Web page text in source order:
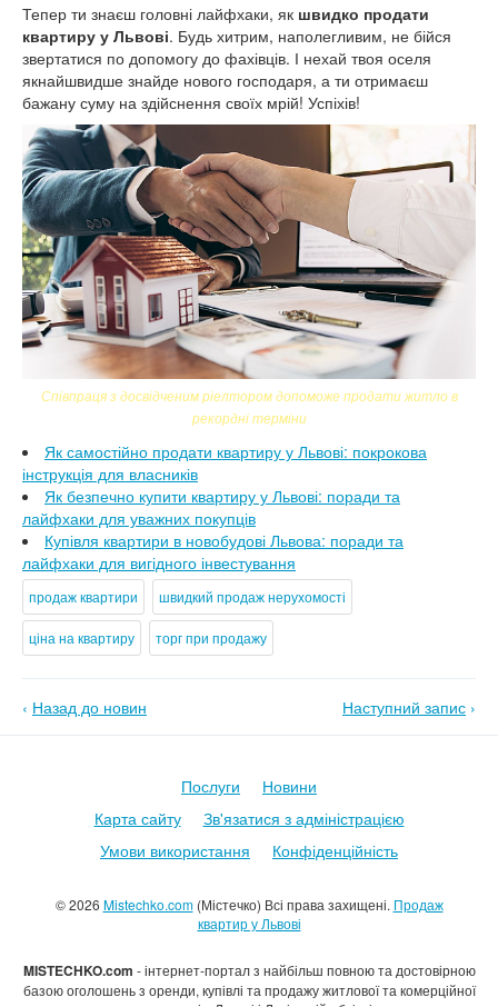
Тепер ти знаєш головні лайфхаки, як швидко продати
квартиру у Львові. Будь хитрим, наполегливим, не бійся
звертатися по допомогу до фахівців. І нехай твоя оселя
якнайшвидше знайде нового господаря, а ти отримаєш
бажану суму на здійснення своїх мрій! Успіхів!
Співпраця з досвідченим ріелтором допоможе продати житло в
рекордні терміни
Як самостійно продати квартиру у Львові: покрокова
інструкція для власників
Як безпечно купити квартиру у Львові: поради та
лайфхаки для уважних покупців
Купівля квартири в новобудові Львова: поради та
лайфхаки для вигідного інвестування
продаж квартири швидкий продаж нерухомості
ціна на квартиру торг при продажу
‹ Назад до новин Наступний запис ›
© 2026 Mistechko.com(Містечко) Всі права захищені. Продаж
квартир у Львові
Послуги
Новини
Карта сайту
Зв'язатися з адміністрацією
Умови використання
Конфіденційність
MISTECHKO.com - інтернет-портал з найбільш повною та достовірною
базою оголошень з оренди, купівлі та продажу житлової та комерційної